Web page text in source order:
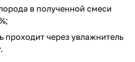
в полученной смеси
проходит через увлажнитель